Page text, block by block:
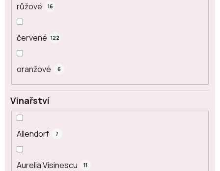
růžové 16
červené 122
oranžové 6
Vinařství
Allendorf 7
Aurelia Visinescu 11